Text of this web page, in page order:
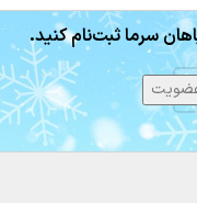
سرما ثبت‌نام کنید.